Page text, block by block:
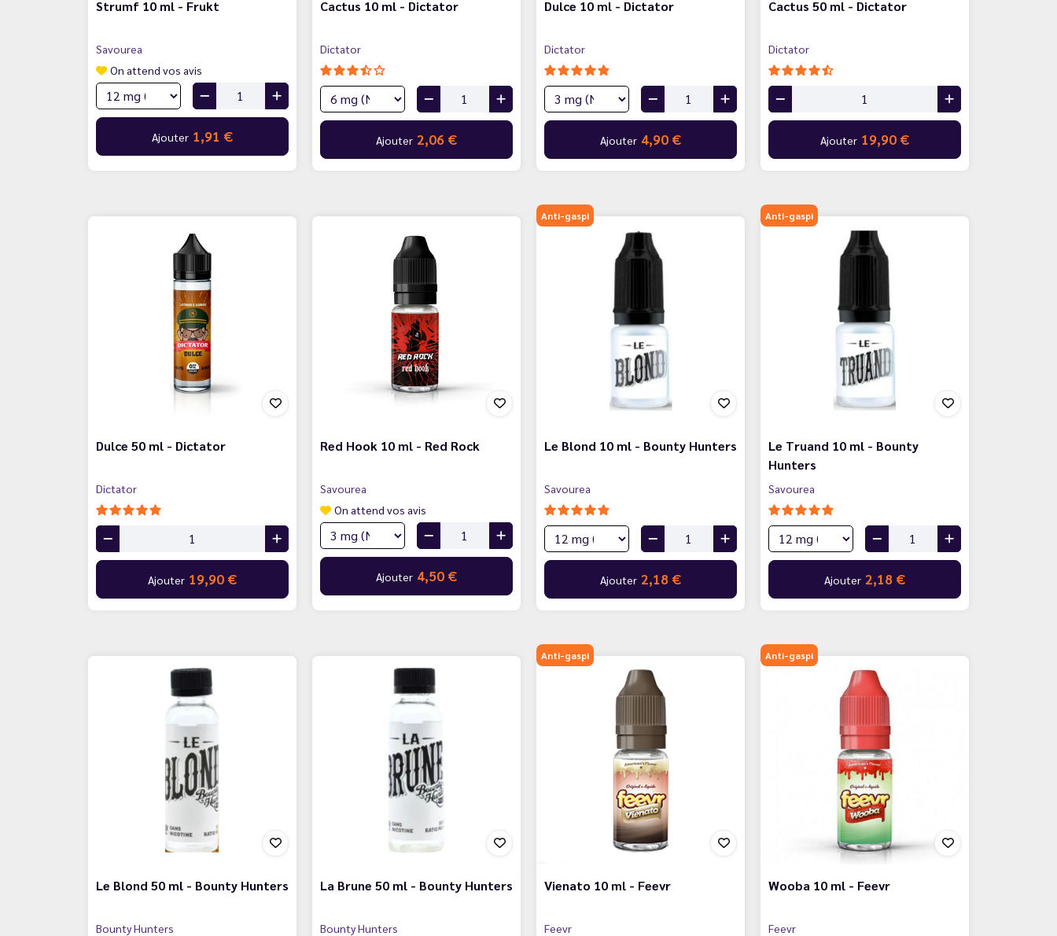
Strumf 10 ml - Frukt
Savourea
On attend vos avis
Ajouter 1,91 €
Cactus 10 ml - Dictator
Dictator
Ajouter 2,06 €
Dulce 10 ml - Dictator
Dictator
Ajouter 4,90 €
Cactus 50 ml - Dictator
Dictator
Ajouter 19,90 €
Dulce 50 ml - Dictator
Dictator
Ajouter 19,90 €
Red Hook 10 ml - Red Rock
Savourea
On attend vos avis
Ajouter 4,50 €
Anti-gaspi
Le Blond 10 ml - Bounty Hunters
Savourea
Ajouter 2,18 €
Anti-gaspi
Le Truand 10 ml - Bounty
Hunters
Savourea
Ajouter 2,18 €
Le Blond 50 ml - Bounty Hunters
Bounty Hunters
La Brune 50 ml - Bounty Hunters
Bounty Hunters
Anti-gaspi
Vienato 10 ml - Feevr
Feevr
Anti-gaspi
Wooba 10 ml - Feevr
Feevr